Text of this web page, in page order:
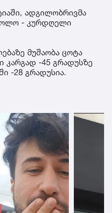
ადგილობრივმა
- კურდღელი
მუშაობა ცოტა
კარგად -45 გრადუსზე
-28 გრადუსია.